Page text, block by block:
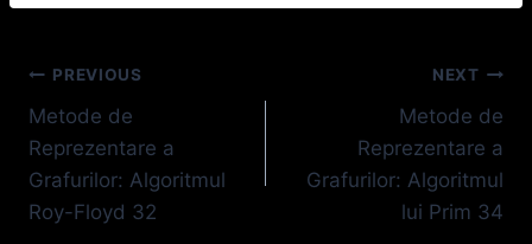
Navigare
în
articole
PREVIOUS
Metode de
Reprezentare a
Grafurilor: Algoritmul
Roy-Floyd 32
NEXT
Metode de
Reprezentare a
Grafurilor: Algoritmul
lui Prim 34